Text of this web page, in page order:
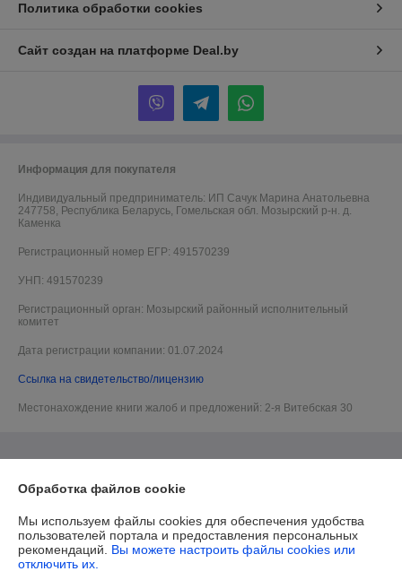
Политика обработки cookies
Сайт создан на платформе Deal.by
Информация для покупателя
Индивидуальный предприниматель: ИП Сачук Марина Анатольевна
247758, Республика Беларусь, Гомельская обл. Мозырский р-н. д.
Каменка
Регистрационный номер ЕГР: 491570239
УНП: 491570239
Регистрационный орган: Мозырский районный исполнительный
комитет
Дата регистрации компании: 01.07.2024
Ссылка на свидетельство/лицензию
Местонахождение книги жалоб и предложений: 2-я Витебская 30
Обработка файлов cookie
Мы используем файлы cookies для обеспечения удобства
пользователей портала и предоставления персональных
рекомендаций. Вы можете настроить файлы cookies или
отключить их.